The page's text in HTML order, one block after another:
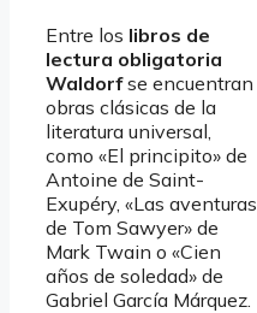
Entre los libros de
lectura obligatoria
Waldorfse encuentran
obras clásicas de la
literatura universal,
como «El principito» de
Antoine de Saint-
Exupéry, «Las aventuras
de Tom Sawyer» de
Mark Twain o «Cien
años de soledad» de
Gabriel García Márquez.